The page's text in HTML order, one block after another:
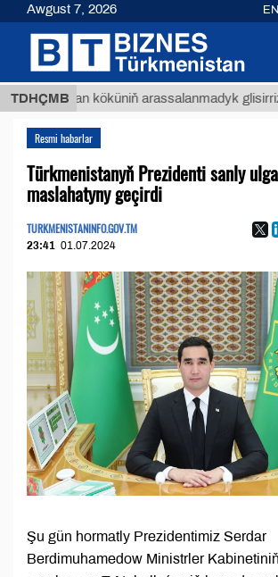
TDHÇMB
Buýan köküniň arassalanmadyk glisirrizin
Resmi habarlar
Türkmenistanyň Prezidenti sanly
maslahatyny geçirdi
TURKMENISTANINFO.GOV.TM
23:41 01.07.2024
Şu gün hormatly Prezidentimiz Serdar
Berdimuhamedow Ministrler
Awgust 7, 2026